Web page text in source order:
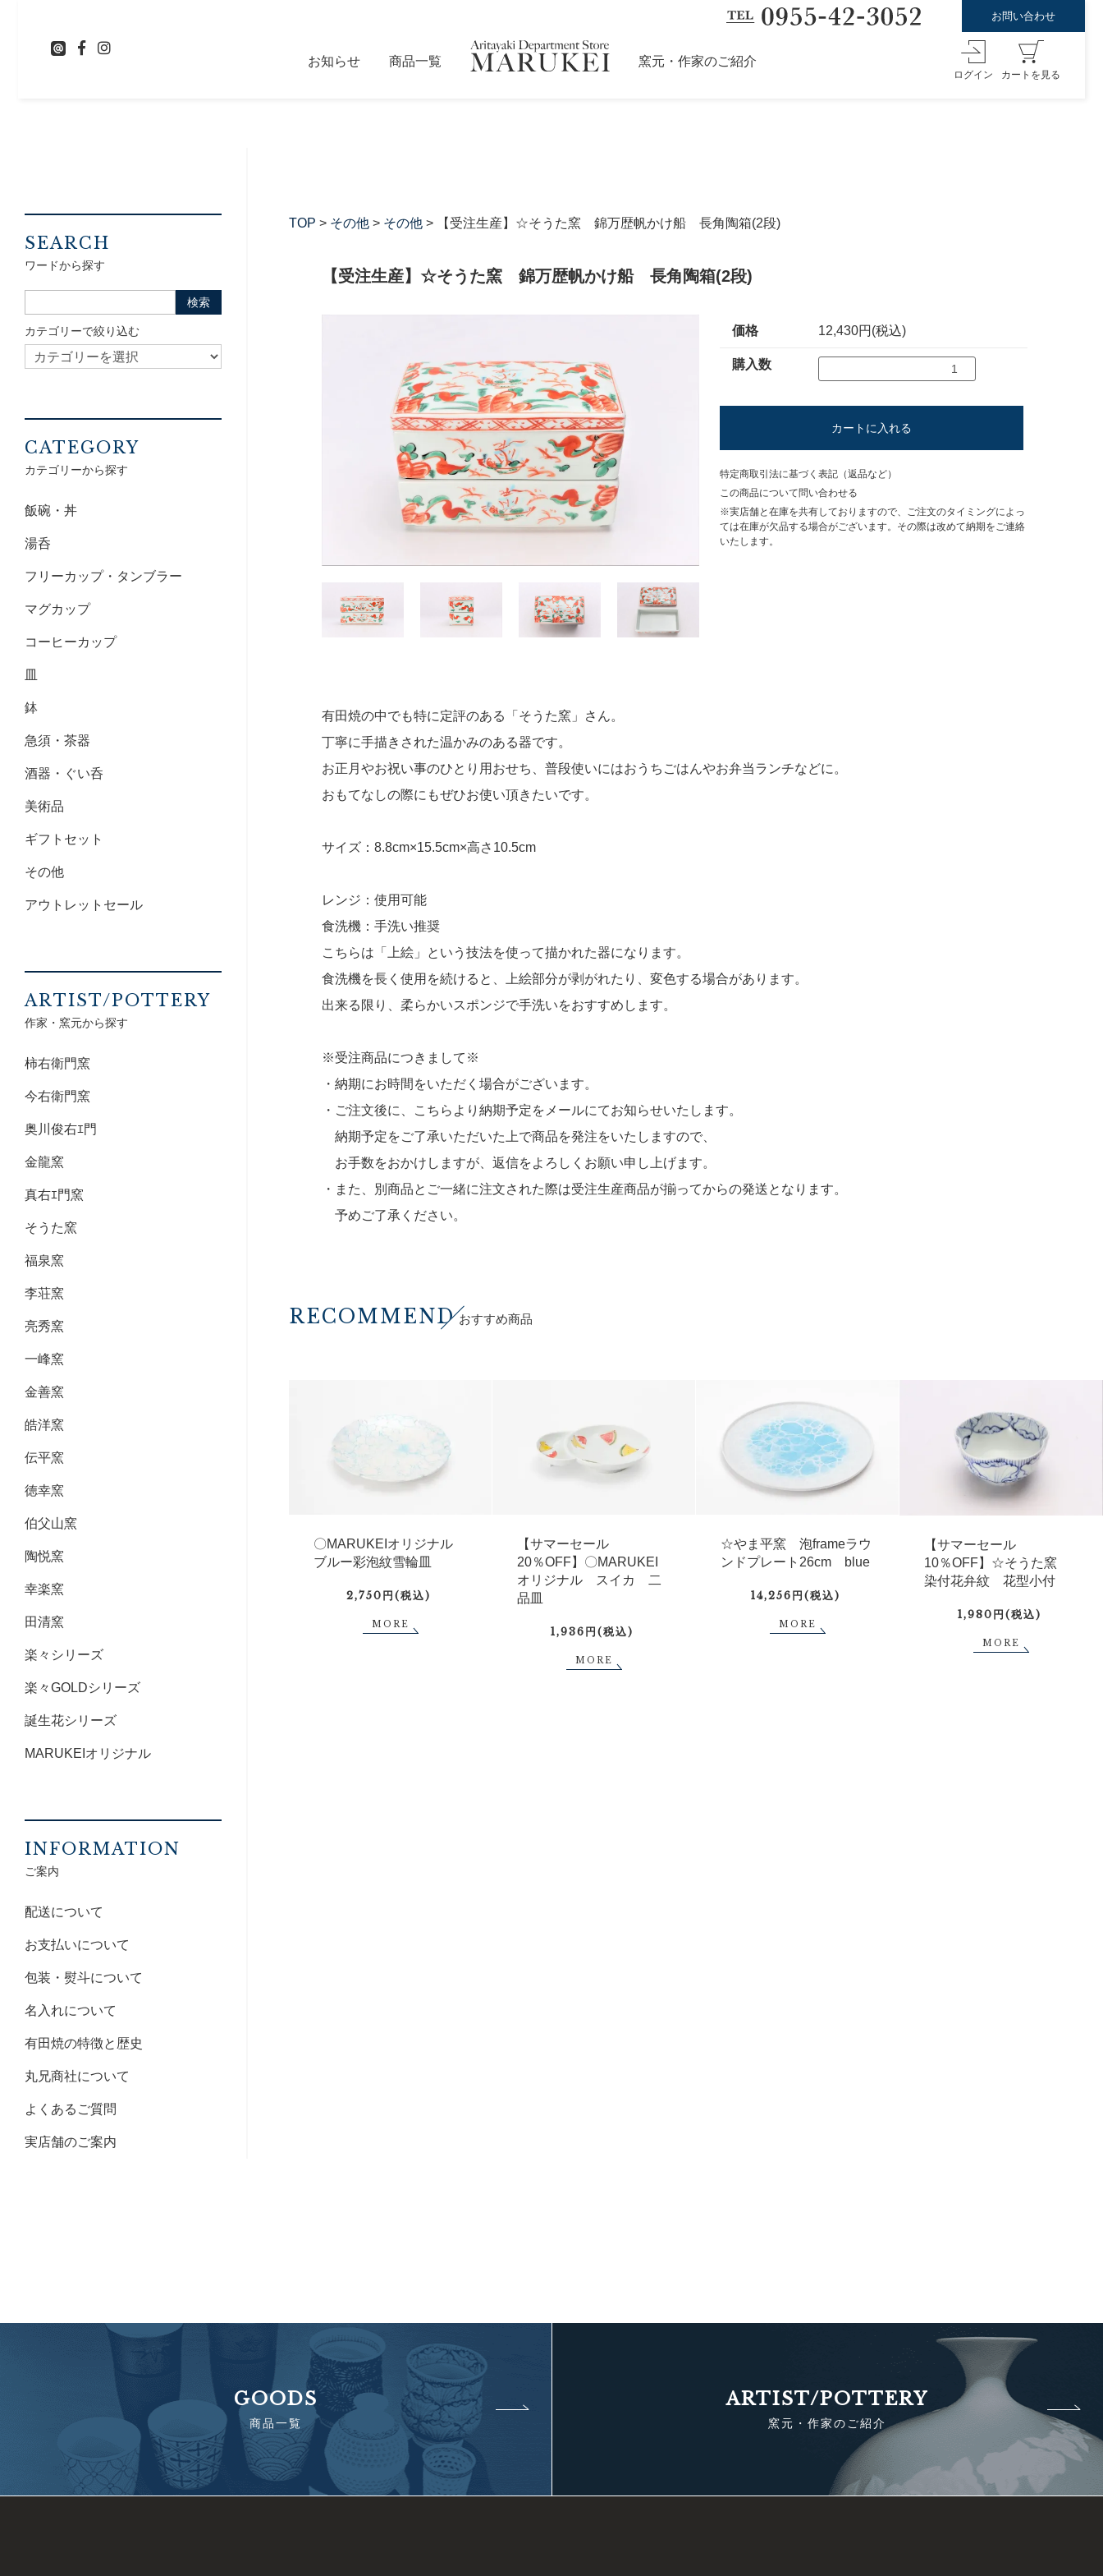
お問い合わせ
お知らせ 商品一覧 窯元・作家のご紹介
ログイン カートを見る
TOP > その他 > その他 > 【受注生産】☆そうた窯 錦万歴帆かけ船 長角陶箱(2段)
【受注生産】☆そうた窯 錦万歴帆かけ船 長角陶箱(2段)
価格 12,430円(税込)
購入数
カートに入れる
特定商取引法に基づく表記（返品など）
この商品について問い合わせる
※実店舗と在庫を共有しておりますので、ご注文のタイミングによっ
ては在庫が欠品する場合がございます。その際は改めて納期をご連絡
いたします。
有田焼の中でも特に定評のある「そうた窯」さん。
丁寧に手描きされた温かみのある器です。
お正月やお祝い事のひとり用おせち、普段使いにはおうちごはんやお弁当ランチなどに。
おもてなしの際にもぜひお使い頂きたいです。
サイズ：8.8cm×15.5cm×高さ10.5cm
レンジ：使用可能
食洗機：手洗い推奨
こちらは「上絵」という技法を使って描かれた器になります。
食洗機を長く使用を続けると、上絵部分が剥がれたり、変色する場合があります。
出来る限り、柔らかいスポンジで手洗いをおすすめします。
※受注商品につきまして※
・納期にお時間をいただく場合がございます。
・ご注文後に、こちらより納期予定をメールにてお知らせいたします。
納期予定をご了承いただいた上で商品を発注をいたしますので、
お手数をおかけしますが、返信をよろしくお願い申し上げます。
・また、別商品とご一緒に注文された際は受注生産商品が揃ってからの発送となります。
予めご了承ください。
RECOMMEND おすすめ商品
〇MARUKEIオリジナル
ブルー彩泡紋雪輪皿
2,750円(税込)
MORE
【サマーセール
20％OFF】〇MARUKEI
オリジナル スイカ 二
品皿
1,936円(税込)
MORE
☆やま平窯 泡frameラウ
ンドプレート26cm blue
14,256円(税込)
MORE
【サマーセール
10％OFF】☆そうた窯
染付花弁紋 花型小付
1,980円(税込)
MORE
SEARCH
ワードから探す
カテゴリーで絞り込む
CATEGORY
カテゴリーから探す
飯碗・丼
湯呑
フリーカップ・タンブラー
マグカップ
コーヒーカップ
皿
鉢
急須・茶器
酒器・ぐい呑
美術品
ギフトセット
その他
アウトレットセール
ARTIST/POTTERY
作家・窯元から探す
柿右衛門窯
今右衛門窯
奥川俊右ｴ門
金龍窯
真右ｴ門窯
そうた窯
福泉窯
李荘窯
亮秀窯
一峰窯
金善窯
皓洋窯
伝平窯
徳幸窯
伯父山窯
陶悦窯
幸楽窯
田清窯
楽々シリーズ
楽々GOLDシリーズ
誕生花シリーズ
MARUKEIオリジナル
INFORMATION
ご案内
配送について
お支払いについて
包装・熨斗について
名入れについて
有田焼の特徴と歴史
丸兄商社について
よくあるご質問
実店舗のご案内
GOODS
商品一覧
ARTIST/POTTERY
窯元・作家のご紹介